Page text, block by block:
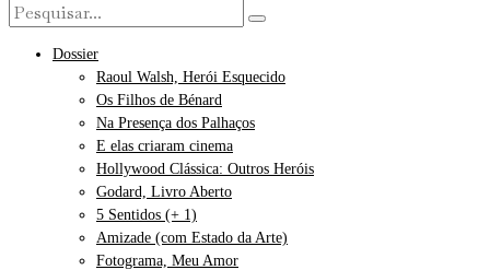
Dossier
Raoul Walsh, Herói Esquecido
Os Filhos de Bénard
Na Presença dos Palhaços
E elas criaram cinema
Hollywood Clássica: Outros Heróis
Godard, Livro Aberto
5 Sentidos (+ 1)
Amizade (com Estado da Arte)
Fotograma, Meu Amor